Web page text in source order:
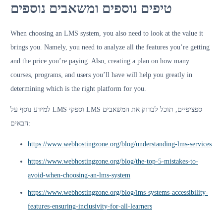
טיפים נוספים ומשאבים נוספים
When choosing an LMS system, you also need to look at the value it
brings you. Namely, you need to analyze all the features you’re getting
and the price you’re paying. Also, creating a plan on how many
courses, programs, and users you’ll have will help you greatly in
determining which is the right platform for you.
למידע נוסף על LMS וספקי LMS ספציפיים, תוכל לבדוק את המשאבים
הבאים:
https://www.webhostingzone.org/blog/understanding-lms-services
https://www.webhostingzone.org/blog/the-top-5-mistakes-to-
avoid-when-choosing-an-lms-system
https://www.webhostingzone.org/blog/lms-systems-accessibility-
features-ensuring-inclusivity-for-all-learners